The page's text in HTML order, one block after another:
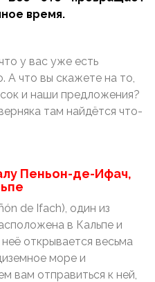
время.
у вас уже есть
А что вы скажете на то,
и наши предложения?
там найдётся что-
Пеньон-де-Ифач,
de Ifach), один из
в Кальпе и
открывается весьма
море и
вам отправиться к ней,